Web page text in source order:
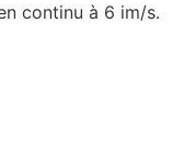
continu à 6 im/s.